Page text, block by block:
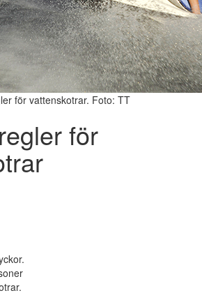
för vattenskotrar. Foto: TT
för